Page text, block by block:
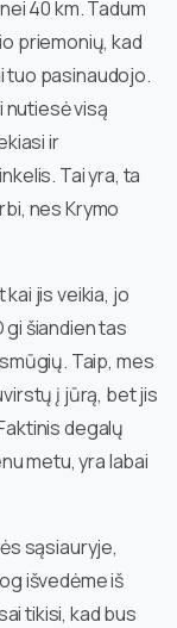
40 km. Tadum
priemonių, kad
tuo pasinaudojo.
nutiesė visą
ir
Tai yra, ta
nes Krymo
jis veikia, jo
šiandien tas
Taip, mes
į jūrą, bet jis
degalų
metu, yra labai
sąsiauryje,
išvedėme iš
tikisi, kad bus